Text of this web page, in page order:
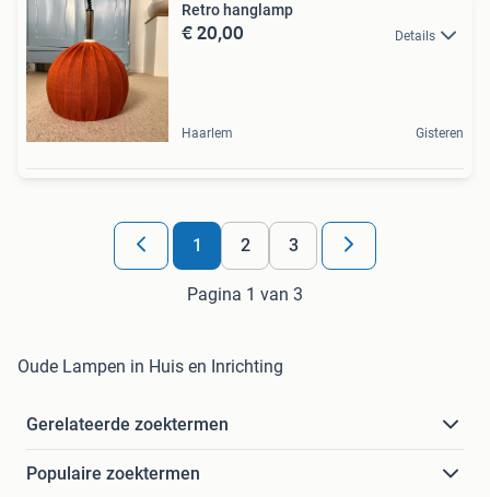
Retro hanglamp
€ 20,00 Details
Haarlem Gisteren
1 2 3
Pagina 1 van 3
Oude Lampen in Huis en Inrichting
Gerelateerde zoektermen
Populaire zoektermen